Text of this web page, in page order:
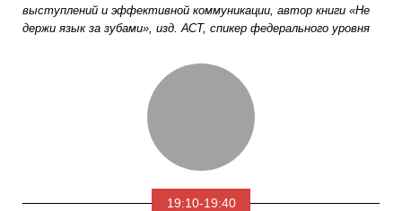
19:10-19:40
выступлений и эффективной коммуникации, автор книги «Не
держи язык за зубами», изд. АСТ, спикер федерального уровня